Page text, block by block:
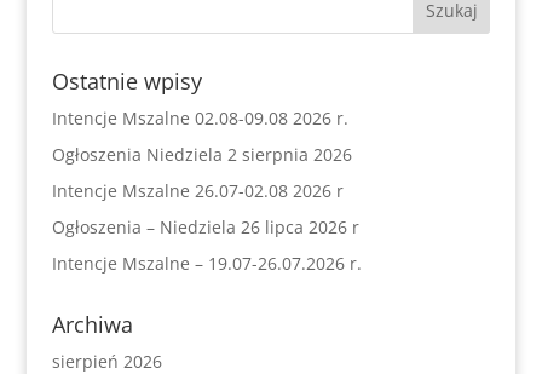
Ostatnie wpisy
Intencje Mszalne 02.08-09.08 2026 r.
Ogłoszenia Niedziela 2 sierpnia 2026
Intencje Mszalne 26.07-02.08 2026 r
Ogłoszenia – Niedziela 26 lipca 2026 r
Intencje Mszalne – 19.07-26.07.2026 r.
Archiwa
sierpień 2026